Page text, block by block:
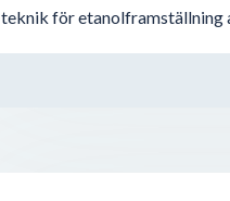
teknik för etanolframställning